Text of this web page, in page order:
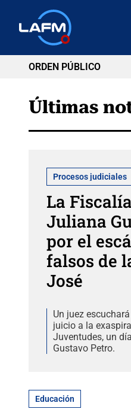
ORDEN PÚBLICO
Últimas
Procesos judiciales
La
Juliana
por el
falsos de
José
Un juez
juicio a la
Juventudes, un
Gustavo Petro.
Educación